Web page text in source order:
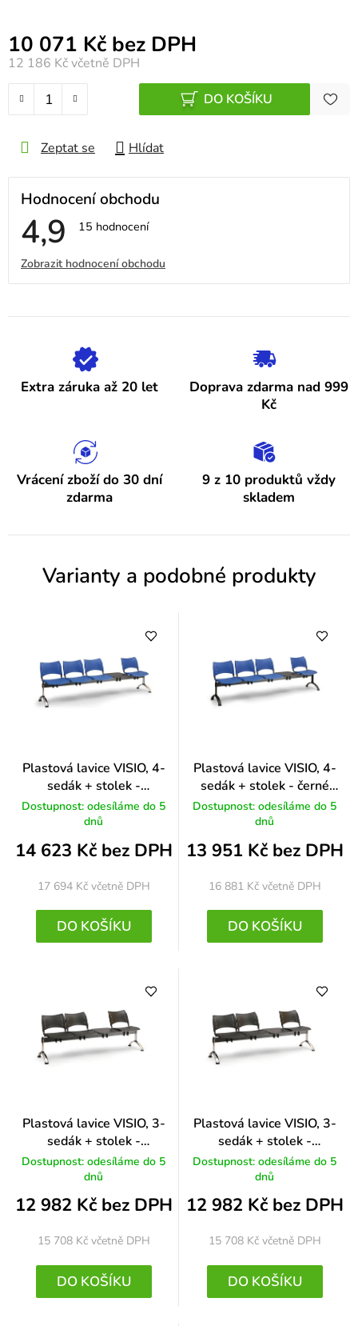
12 186 Kčvčetně DPH
10 071 Kč bez DPH
Měrná cena:
DO KOŠÍKU
Zeptat se Hlídat
Hodnocení obchodu
4,9 Průměrné
je
hvězdiček.
15 hodnocení
V
ý
p
h
o
e
Zobrazit hodnocení obchodu
Extra záruka až 20 let
Doprava zdarma nad 999
Kč
Vrácení zboží do 30 dní
zdarma
9 z 10 produktů vždy
skladem
Varianty a podobné produkty
Plastová lavice VISIO, 4-
sedák + stolek -
chromované nohy, šedá
Dostupnost: odesíláme do 5
dnů
14 623 Kč bez DPH
17 694 Kč včetně DPH
DO KOŠÍKU
Plastová lavice VISIO, 4-
sedák + stolek - černé
nohy, černá
Dostupnost: odesíláme do 5
dnů
13 951 Kč bez DPH
16 881 Kč včetně DPH
DO KOŠÍKU
Plastová lavice VISIO, 3-
sedák + stolek -
chromované nohy, modrá
Dostupnost: odesíláme do 5
dnů
12 982 Kč bez DPH
15 708 Kč včetně DPH
DO KOŠÍKU
Plastová lavice VISIO, 3-
sedák + stolek -
chromované nohy, červená
Dostupnost: odesíláme do 5
dnů
12 982 Kč bez DPH
15 708 Kč včetně DPH
DO KOŠÍKU